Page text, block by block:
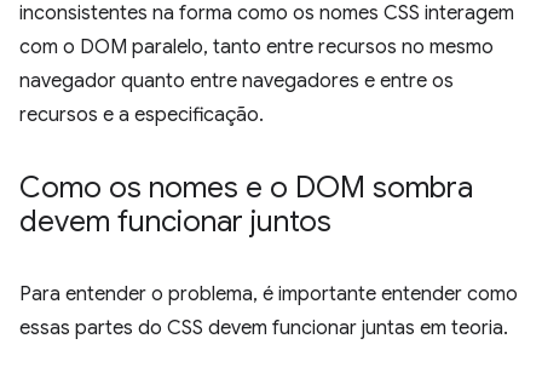
inconsistentes na forma como os nomes CSS interagem
com o DOM paralelo, tanto entre recursos no mesmo
navegador quanto entre navegadores e entre os
recursos e a especificação.
Como os nomes e o DOM sombra
devem funcionar juntos
Para entender o problema, é importante entender como
essas partes do CSS devem funcionar juntas em teoria.